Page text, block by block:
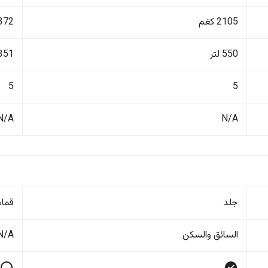
2105 كغم
550 لتر 351
5
5
N/A
A
جلد
السائق والسکن A